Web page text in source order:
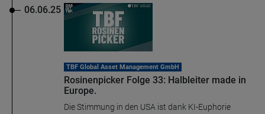
06.06.25
TBF Global Asset Management GmbH
Rosinenpicker Folge 33: Halbleiter made in
Europe.
Die Stimmung in den USA ist dank KI-Euphorie